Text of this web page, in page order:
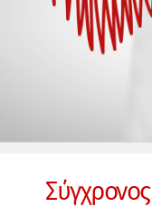
Σύγχρονος